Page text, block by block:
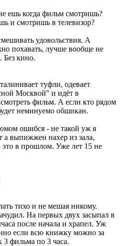
ешь когда фильм смотришь?
и смотришь в телевизор?
удовольствия. А
похавать, лучше вообще не
Без кино.
туфли, одевает
Москвой" и идёт в
фильм. А если кто рядом
неминуемо обшикан.
ошибся - не такой уж я
а выпижжен нахер из зала,
в прошлом. Уже лет 15 не
тихо и не мешая никому.
На первых двух засыпал в
после начала и храпел. Уж
если всю книжку можно за
3 фильма по 3 часа.